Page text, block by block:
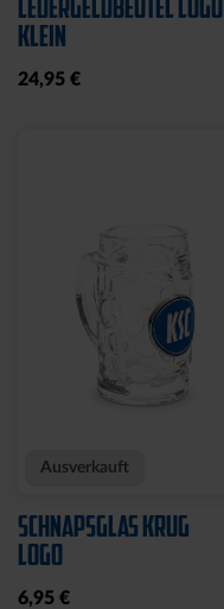
LEDERGELDBEUTEL LOGO
KLEIN
24,95 €
Ausverkauft
SCHNAPSGLAS KRUG
LOGO
6,95 €